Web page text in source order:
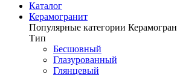
Каталог
Керамогранит
Популярные категории
Тип
Бесшовный
Глазурованный
Глянцевый